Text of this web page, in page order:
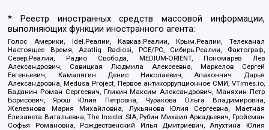
* Реестр иностранных средств массовой информации,
выполняющих функции иностранного агента:
Голос Америки, Idel.Реалии, Кавказ.Реалии, Крым.Реалии, Телеканал
Настоящее Время, Azatliq Radiosi, PCE/PC, Сибирь.Реалии, Фактограф,
Север.Реалии, Радио Свобода, MEDIUM-ORIENT, Пономарев Лев
Александрович, Савицкая Людмила Алексеевна, Маркелов Сергей
Евгеньевич, Камалягин Денис Николаевич, Апахончич Дарья
Александровна, Medusa Project, Первое антикоррупционное СМИ, VTimes.io,
Баданин Роман Сергеевич, Гликин Максим Александрович, Маняхин Петр
Борисович, Ярош Юлия Петровна, Чуракова Ольга Владимировна,
Железнова Мария Михайловна, Лукьянова Юлия Сергеевна, Маетная
Елизавета Витальевна, The Insider SIA, Рубин Михаил Аркадьевич, Гройсман
Софья Романовна, Рождественский Илья Дмитриевич, Апухтина Юлия